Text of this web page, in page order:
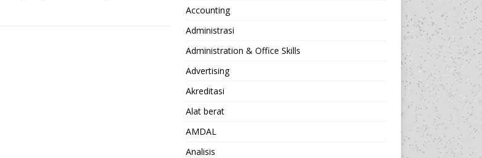
Accounting
Administrasi
Administration & Office Skills
Advertising
Akreditasi
Alat berat
AMDAL
Analisis